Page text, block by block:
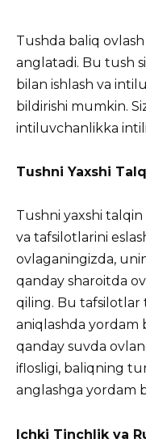
Tushda baliq
anglatadi. Bu tush
bilan ishlash va
bildirishi mumkin.
intiluvchanlikka
Tushni Yaxshi
Tushni yaxshi
va tafsilotlarini
ovlaganingizda,
qanday sharoitda
qiling. Bu
aniqlashda yordam
qanday suvda
iflosligi, baliqning
anglashga yordam
Ichki Tinchlik va